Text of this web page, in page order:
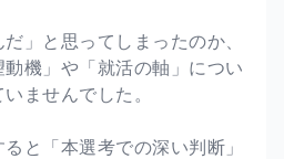
」と思ってしまったのか、
機」や「就活の軸」につい
ませんでした。
と「本選考での深い判断」